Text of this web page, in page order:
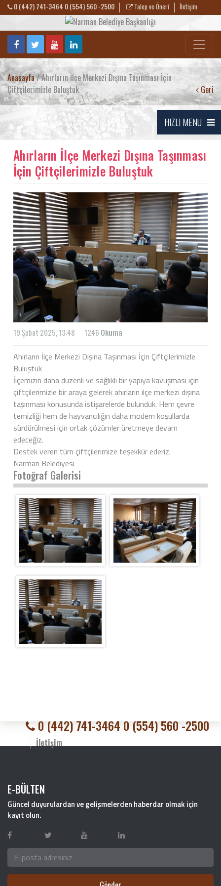
0 (442) 741-3464 0 (554) 560 -2500 Talep ve Öneri İletişim
Anasayfa/ Ahırların İlçe Merkezi Dışına Taşınması İçin
Çiftçilerimizle Buluştuk
Geri
HIZLI MENU
Ahırların İlçe Merkezi Dışına Taşınması
İçin Çiftçilerimizle Buluştuk
19 Şubat 2025, 13:48 1246 Okuma
Ahırların İlçe Merkezi Dışına Taşınması İçin Çiftçilerimizle
Buluştuk
İlçemizin daha düzenli ve sağlıklı bir yapıya kavuşması için
çiftçilerimizle bir araya gelerek ahırların ilçe merkezi dışına
taşınması konusunda istişarelerde bulunduk. Hem çevre
temizliği hem de hayvancılığın daha modern koşullarda
sürdürülmesi için ortak çözümler üretmeye devam
edeceğiz.
Destek veren tüm çiftçilerimize teşekkür ederiz.
Narman Belediyesi
Fotoğraf Galerisi
0 (442) 741-3464 0 (554) 560 -2500
İletişim
E-BÜLTEN
Güncel duyurulardan ve gelişmelerden haberdar olmak için
kayıt olun.